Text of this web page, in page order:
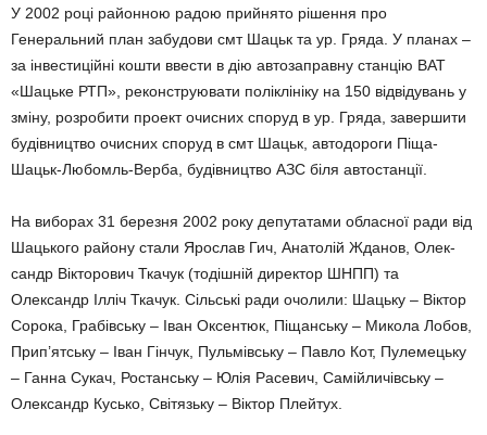
У 2002 році районною радою прийнято рішення про
Генеральний план забудови смт Шацьк та ур. Гряда. У планах –
за інвестиційні кошти ввести в дію автозаправну станцію ВАТ
«Шацьке РТП», реконструювати поліклініку на 150 відвідувань у
зміну, розробити проект очисних споруд в ур. Гряда, завершити
будівництво очис­них споруд в смт Шацьк, автодороги Піща-
Шацьк-Любомль-Верба, будівництво АЗС біля автостанції.
На виборах 31 березня 2002 року депутатами обласної ради від
Шацького району стали Ярослав Гич, Анатолій Жданов, Олек­
сандр Вікторович Ткачук (тодішній директор ШНПП) та
Олександр Ілліч Ткачук. Сільські ради очолили: Шацьку – Віктор
Сорока, Грабівську – Іван Оксентюк, Піщанську – Микола Лобов,
Прип’ятську – Іван Гінчук, Пульмівську – Павло Кот, Пулемецьку
– Ганна Сукач, Ростанську – Юлія Расевич, Самійличівську –
Олександр Кусько, Світязьку – Віктор Плейтух.